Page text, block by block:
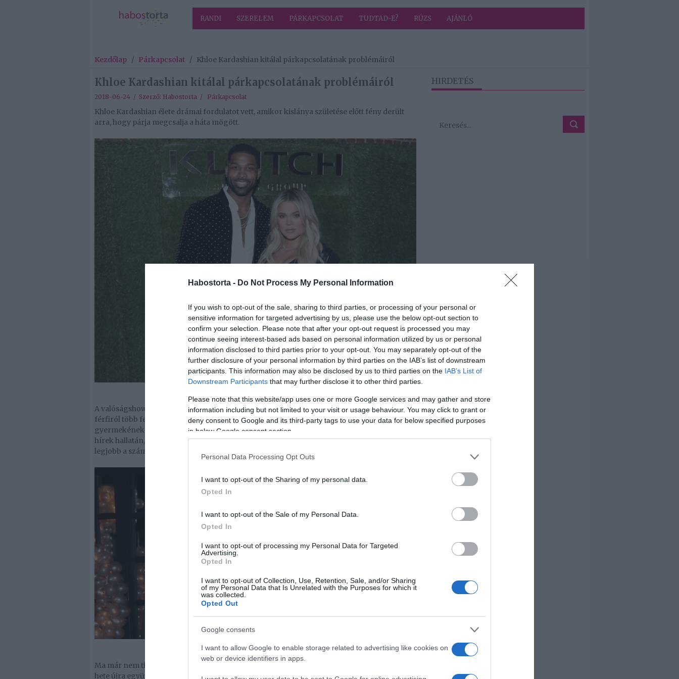
Habostorta - Do Not Process My Personal Information
If you wish to opt-out of the sale, sharing to third parties, or processing of your personal or
sensitive information for targeted advertising by us, please use the below opt-out section to
confirm your selection. Please note that after your opt-out request is processed you may
continue seeing interest-based ads based on personal information utilized by us or personal
information disclosed to third parties prior to your opt-out. You may separately opt-out of the
further disclosure of your personal information by third parties on the IAB’s list of downstream
participants. This information may also be disclosed by us to third parties on the IAB’s List of
Downstream Participants that may further disclose it to other third parties.
Please note that this website/app uses one or more Google services and may gather and store
information including but not limited to your visit or usage behaviour. You may click to grant or
deny consent to Google and its third-party tags to use your data for below specified purposes
in below Google consent section.
Personal Data Processing Opt Outs
I want to opt-out of the Sharing of my personal data.
Opted In
I want to opt-out of the Sale of my Personal Data.
Opted In
I want to opt-out of processing my Personal Data for Targeted
Advertising.
Opted In
I want to opt-out of Collection, Use, Retention, Sale, and/or Sharing
of my Personal Data that Is Unrelated with the Purposes for which it
was collected.
Opted Out
Google consents
I want to allow Google to enable storage related to advertising like cookies on
web or device identifiers in apps.
RANDI SZERELEM PÁRKAPCSOLAT TUDTAD-E? RÚZS AJÁNLÓ
Kezdőlap / Párkapcsolat / Khloe Kardashian kitálal párkapcsolatának problémáiról
Khloe Kardashian kitálal párkapcsolatának problémáiról
2018-06-24 / Szerző: Habostorta / Párkapcsolat
Khloe Kardashian élete drámai fordulatot vett, amikor kislánya születése előtt fény derült
arra, hogy párja megcsalja a háta mögött.
A valóságshow-sztár és párja, Tristan Thompson jövője sokáig kérdéses volt, miután a
férfiról több felvétel is készült, ahogy éppen más nőkkel csalja barátnőjét, illetve (már)
gyermekének édesanyját. Khloe Kardashian teljesen visszavonult a nyilvánosság elől a
hírek hallatán, s minden figyelmét kislányára fordítva próbálta eldönteni, mi lenne a
legjobb a számukra.
Ma már nem titok, hogy a Kardashian-lány úgy döntött, megbocsát Thompsonnak. Egy pár
hete újra együtt látni őket, most pedig Los Angelesbe is közösen mentek vissza a celeb
HIRDETÉS